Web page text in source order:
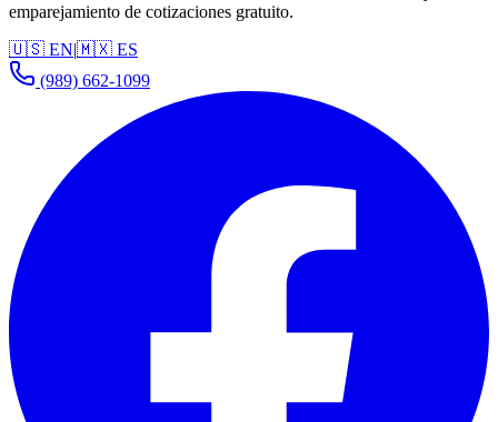
emparejamiento de cotizaciones gratuito.
🇺🇸 EN|🇲🇽 ES
(989) 662-1099